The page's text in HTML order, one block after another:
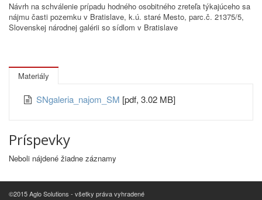
Návrh na schválenie prípadu hodného osobitného zreteľa týkajúceho sa
nájmu časti pozemku v Bratislave, k.ú. staré Mesto, parc.č. 21375/5,
Slovenskej národnej galérii so sídlom v Bratislave
Materiály
SNgaleria_najom_SM [pdf, 3.02 MB]
Príspevky
Neboli nájdené žiadne záznamy
©2015 Aglo Solutions - všetky práva vyhradené